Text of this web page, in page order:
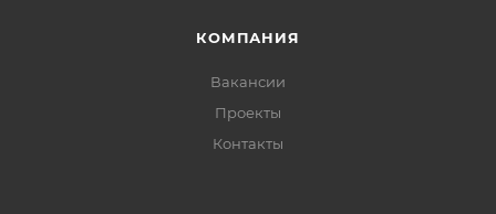
КОМПАНИЯ
Вакансии
Проекты
Контакты